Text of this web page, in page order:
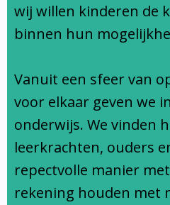
wij willen kinderen de
binnen hun
Vanuit een sfeer van
voor elkaar geven we
onderwijs. We vinden
leerkrachten, ouders
repectvolle manier
rekening houden met